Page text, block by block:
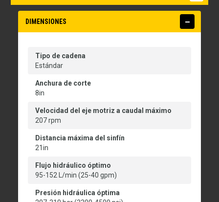
DIMENSIONES
Tipo de cadena
Estándar
Anchura de corte
8in
Velocidad del eje motriz a caudal máximo
207 rpm
Distancia máxima del sinfín
21in
Flujo hidráulico óptimo
95-152 L/min (25-40 gpm)
Presión hidráulica óptima